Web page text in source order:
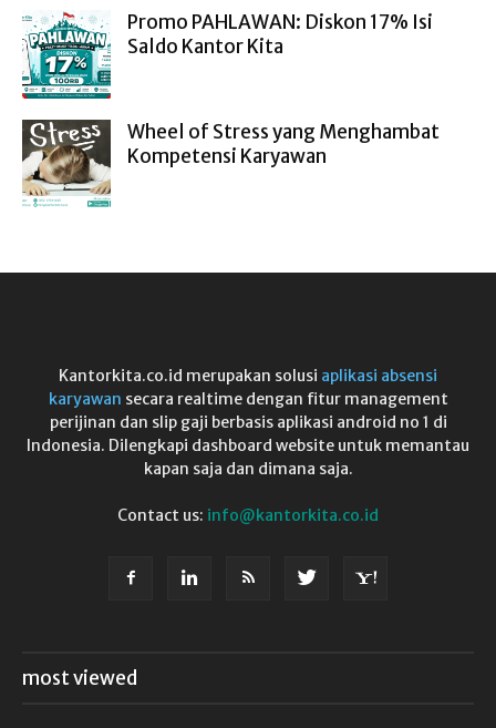
Promo PAHLAWAN: Diskon 17% Isi
Saldo Kantor Kita
Wheel of Stress yang Menghambat
Kompetensi Karyawan
Kantorkita.co.id merupakan solusi aplikasi absensi
karyawan secara realtime dengan fitur management
perijinan dan slip gaji berbasis aplikasi android no 1 di
Indonesia. Dilengkapi dashboard website untuk memantau
kapan saja dan dimana saja.
Contact us: info@kantorkita.co.id
most viewed